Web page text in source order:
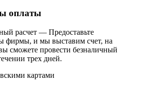
оплаты
расчет — Предоставьте
фирмы, и мы выставим счет, на
сможете провести безналичный
трех дней.
картами